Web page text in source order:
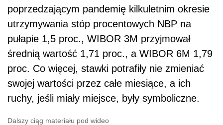
poprzedzającym pandemię kilkuletnim okresie
utrzymywania stóp procentowych NBP na
pułapie 1,5 proc., WIBOR 3M przyjmował
średnią wartość 1,71 proc., a WIBOR 6M 1,79
proc. Co więcej, stawki potrafiły nie zmieniać
swojej wartości przez całe miesiące, a ich
ruchy, jeśli miały miejsce, były symboliczne.
Dalszy ciąg materiału pod wideo